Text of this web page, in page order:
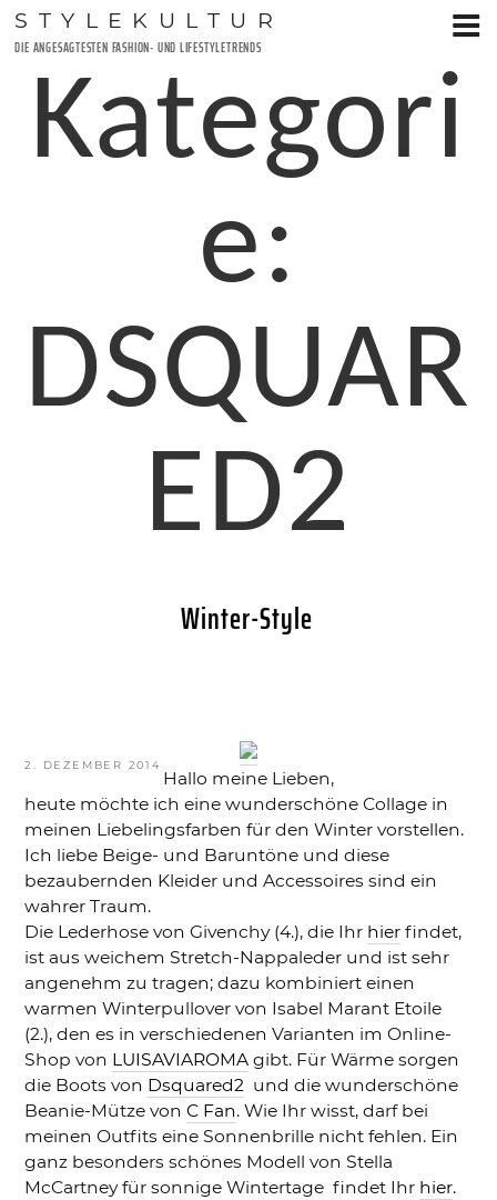
Zum
Inhalt
STYLEKULTUR
DIE ANGESAGTESTEN FASHION- UND LIFESTYLETRENDS
Kategori
e:
DSQUAR
ED2
VERÖFFENTLICHT
2. DEZEMBER 2014
Winter-Style
Hallo meine Lieben,
heute möchte ich eine wunderschöne Collage in
meinen Liebelingsfarben für den Winter vorstellen.
Ich liebe Beige- und Baruntöne und diese
bezaubernden Kleider und Accessoires sind ein
wahrer Traum.
Die Lederhose von Givenchy (4.), die Ihr hier findet,
ist aus weichem Stretch-Nappaleder und ist sehr
angenehm zu tragen; dazu kombiniert einen
warmen Winterpullover von Isabel Marant Etoile
(2.), den es in verschiedenen Varianten im Online-
Shop von LUISAVIAROMA gibt. Für Wärme sorgen
die Boots von Dsquared2 und die wunderschöne
Beanie-Mütze vonC Fan. Wie Ihr wisst, darf bei
meinen Outfits eine Sonnenbrille nicht fehlen. Ein
ganz besonders schönes Modell von Stella
McCartney für sonnige Wintertage findet Ihr hier.